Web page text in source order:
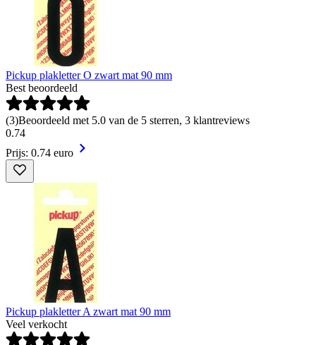
Pickup plakletter O zwart mat 90 mm
Best beoordeeld
(3)Beoordeeld met 5.0 van de 5 sterren, 3 klantreviews
0.74
Prijs: 0.74 euro
Pickup plakletter A zwart mat 90 mm
Veel verkocht